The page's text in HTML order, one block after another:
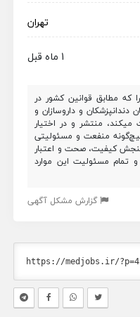
تهران
1 ماه قبل
که مطابق قوانین کشور در
و داروسازان و
میکند، منتشر و در اختیار
منفعت و مسئولیتی
سنجش کیفیت، صحت و اعتبار
تمام مسئولیت این موارد
گزارش مشکل آگهی